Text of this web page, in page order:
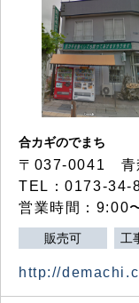
合カギのでまち
〒037-0041 青
TEL：0173-34-
営業時間：9:00
販売可 工
http://